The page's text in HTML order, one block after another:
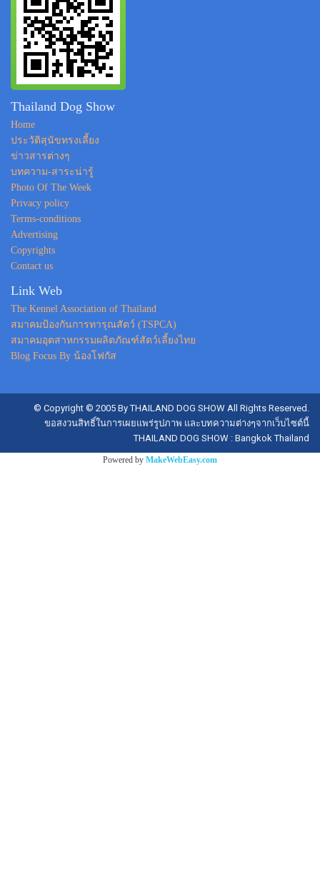
Thailand Dog Show
Home
ประวัติสุนัขทรงเลี้ยง
ข่าวสารต่างๆ
บทความ-สาระน่ารู้
Photo Of The Week
Privacy policy
Terms-conditions
Advertising
Copyrights
Contact us
Link Web
The Kennel Association of Thailand
สมาคมป้องกันการทารุณสัตว์ (TSPCA)
สมาคมอุตสาหกรรมผลิตภัณฑ์สัตว์เลี้ยงไทย
Blog Focus By น้องโฟกัส
© Copyright © 2005 By THAILAND DOG SHOW All Rights Reserved.
ขอสงวนสิทธิ์ในการเผยแพร่รูปภาพ และบทความต่างๆจากเว็บไซต์นี้
THAILAND DOG SHOW : Bangkok Thailand
Powered by MakeWebEasy.com